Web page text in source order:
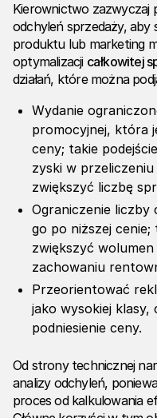
Kierownictwo zazwyczaj
odchyleń sprzedaży, aby
produktu lub marketing
optymalizacji całkowitej
działań, które można
Wydanie
promocyjnej, która
ceny; takie
zyski w
zwiększyć liczbę
Ograniczenie
go po niższej cenie;
zwiększyć
zachowaniu
Przeorientować
jako wysokiej
podniesienie ceny.
Od strony technicznej
analizy odchyleń,
proces od kalkulowania